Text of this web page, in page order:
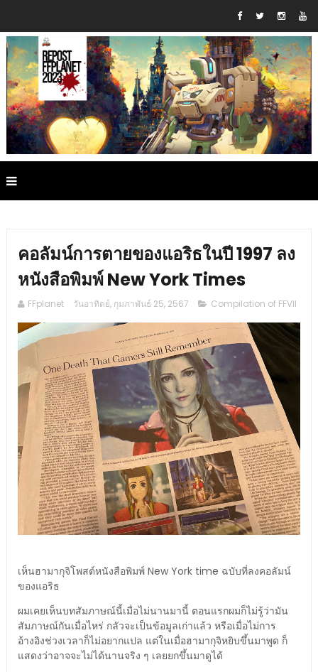
คอลัมน์การตายของแอริธในปี 1997 ลง
หนังสือพิมพ์ New York Times
FFplanet วันอาทิตย์, กุมภาพันธ์ 25, 2567 Compilation of FFVII
เห็นฮามากุจิโพสต์หนังสือพิมพ์ New York time ฉบับที่ลงคอลัมน์
ของแอริธ
ผมเคยเห็นบทสัมภาษณ์นี้เมื่อไม่นานมานี้ ตอนแรกผมก็ไม่รู้ว่ามัน
สัมภาษณ์กันเมื่อไหร่ กลัวจะเป็นข้อมูลเก่าแล้ว หรือเมื่อไม่การ
อ้างอิงช่วงเวลาก็ไม่อยากแปล แต่ในเมื่อฮามากุจิหยิบขึ้นมาพูด ก็
แสดงว่าอาจจะไม่ได้นานจริง ๆ เลยยกขึ้นมาดูได้